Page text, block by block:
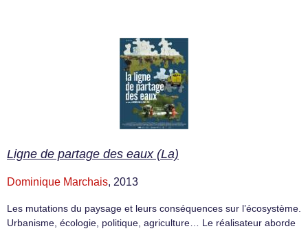
Ligne de partage des eaux (La)
Dominique Marchais, 2013
Les mutations du paysage et leurs conséquences sur l’écosystème.
Urbanisme, écologie, politique, agriculture… Le réalisateur aborde